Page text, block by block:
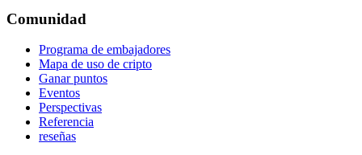
Comunidad
Programa de embajadores
Mapa de uso de cripto
Ganar puntos
Eventos
Perspectivas
Referencia
reseñas